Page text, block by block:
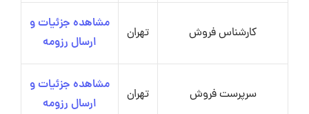
کارشناس فروش تهران
مشاهده جزئیات و
ارسال رزومه
سرپرست فروش تهران
مشاهده جزئیات و
ارسال رزومه